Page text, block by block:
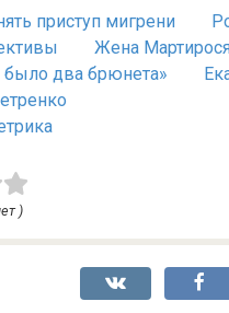
приступ мигрени
Жена
было два брюнета»
)